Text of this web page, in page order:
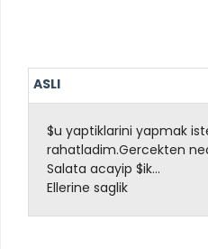
ASLI
$u yaptiklarini yapmak
rahatladim.Gercekten
Salata acayip $ik...
Ellerine saglik